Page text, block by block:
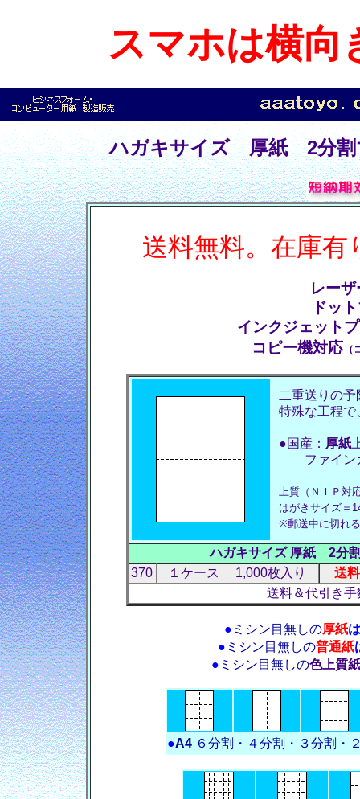
スマホは横向
ハガキサイズ 厚紙 2分割
送料無料。在庫
レー
ドッ
インクジェット
コピー機対応（
二重送りの
特殊な工程
●国産： 厚紙
ファイン
上質（ＮＩＰ対
はがきサイズ
※郵送中に切れ
ハガキサイズ 厚紙 2分
370
１ケース 1,000枚入り
送
送料＆代引き手
● ミシン目無しの厚紙
● ミシン目無しの普通紙
● ミシン目無しの色上質
●A4 ６分割・４分割・３分割・